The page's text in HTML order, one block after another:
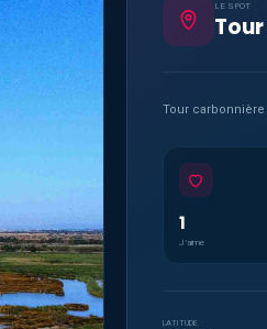
LE SPOT
Tour carbonnière
1
J’aime
LATITUDE